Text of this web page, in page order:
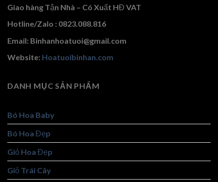
Giao hàng Tận Nhà – Có Xuất HĐ VAT
Hotline/Zalo : 0823.088.816
Email: Binhanhoatuoi@gmail.com
Website: Hoatuoibinhan.com
DANH MỤC SẢN PHẨM
Bó Hoa Baby
Bó Hoa Đẹp
Giỏ Hoa Đẹp
Giỏ Trái Cây